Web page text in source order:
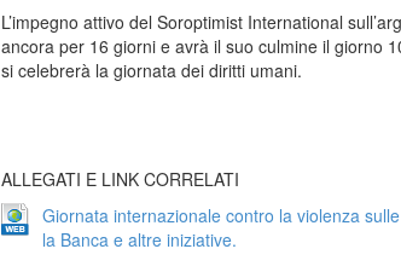
L’impegno attivo del Soroptimist International
ancora per 16 giorni e avrà il suo culmine il giorno
si celebrerà la giornata dei diritti umani.
ALLEGATI E LINK CORRELATI
Giornata internazionale contro la violenza
la Banca e altre iniziative.